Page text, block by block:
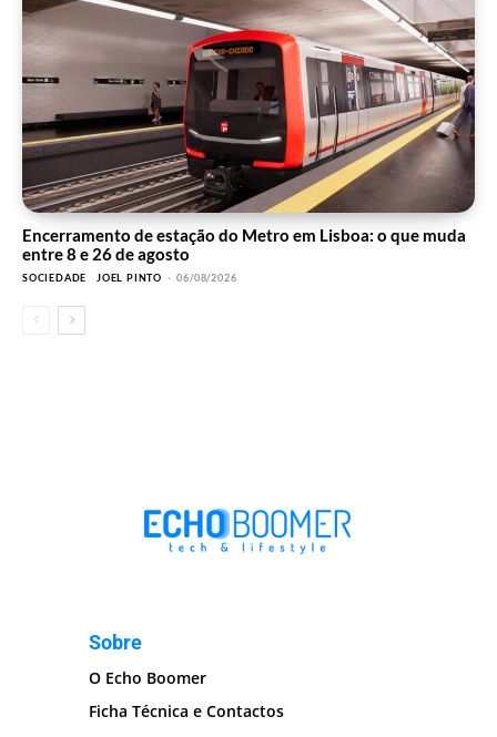
Encerramento de estação do Metro em Lisboa: o que muda
entre 8 e 26 de agosto
SOCIEDADE JOEL PINTO - 06/08/2026
Sobre
O Echo Boomer
Ficha Técnica e Contactos